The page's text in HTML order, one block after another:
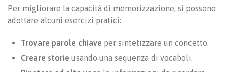
Per migliorare la capacità di memorizzazione, si possono
adottare alcuni esercizi pratici:
Trovare parole chiave per sintetizzare un concetto.
Creare storie usando una sequenza di vocaboli.